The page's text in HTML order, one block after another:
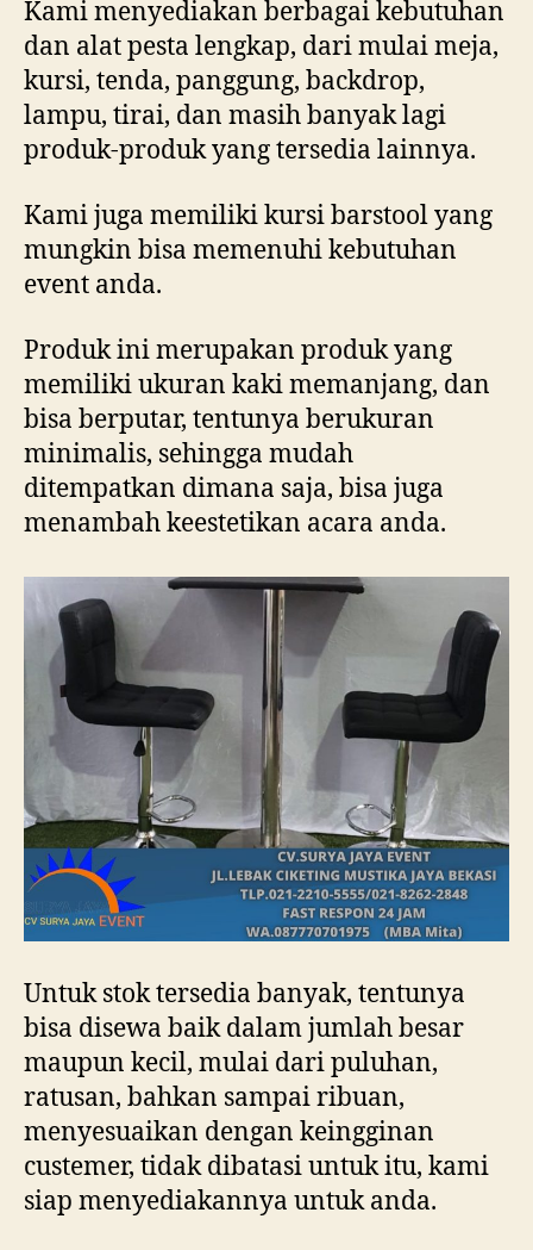
Kami menyediakan berbagai kebutuhan
dan alat pesta lengkap, dari mulai meja,
kursi, tenda, panggung, backdrop,
lampu, tirai, dan masih banyak lagi
produk-produk yang tersedia lainnya.
Kami juga memiliki kursi barstool yang
mungkin bisa memenuhi kebutuhan
event anda.
Produk ini merupakan produk yang
memiliki ukuran kaki memanjang, dan
bisa berputar, tentunya berukuran
minimalis, sehingga mudah
ditempatkan dimana saja, bisa juga
menambah keestetikan acara anda.
Untuk stok tersedia banyak, tentunya
bisa disewa baik dalam jumlah besar
maupun kecil, mulai dari puluhan,
ratusan, bahkan sampai ribuan,
menyesuaikan dengan keingginan
custemer, tidak dibatasi untuk itu, kami
siap menyediakannya untuk anda.